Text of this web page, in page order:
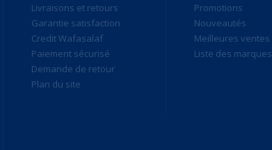
Livraisons et retours
Garantie satisfaction
Credit Wafasalaf
Paiement sécurisé
Demande de retour
Plan du site
Promotions
Nouveautés
Meilleures ventes
Liste des marques